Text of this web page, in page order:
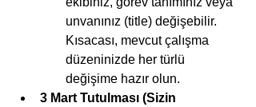
unvanınız (title) değişebilir.
Kısacası, mevcut çalışma
düzeninizde her türlü
değişime hazır olun.
3 Mart Tutulması (Sizin